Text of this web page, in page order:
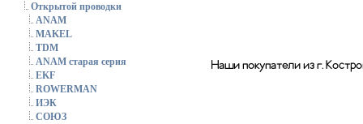
Открытой проводки
ANAM
MAKEL
TDM
ANAM старая серия
EKF
ROWERMAN
ИЭК
СОЮЗ
Наши покупатели из г.